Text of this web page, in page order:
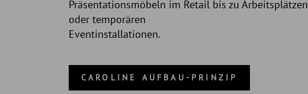
Präsentationsmöbeln im Retail bis zu Arbeitsplätzen
oder temporären
Eventinstallationen.
CAROLINE AUFBAU-PRINZIP